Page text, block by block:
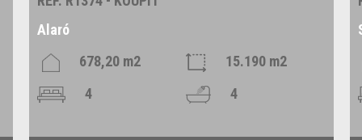
Alaró
678,20 m2
15.190 m2
4
4